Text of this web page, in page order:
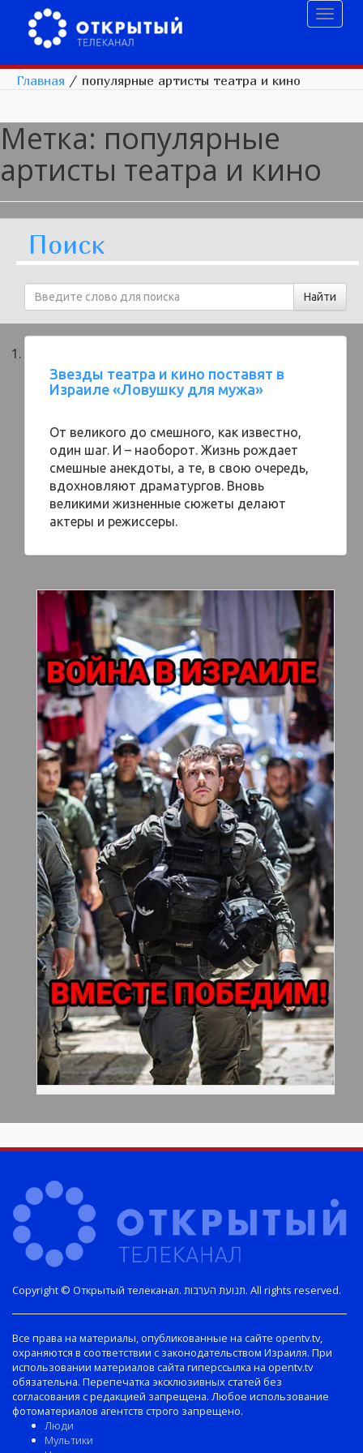
Главная / популярные артисты театра и кино
Метка: популярные
артисты театра и кино
Поиск
Звезды театра и кино поставят в
Израиле «Ловушку для мужа»
От великого до смешного, как известно,
один шаг. И – наоборот. Жизнь рождает
смешные анекдоты, а те, в свою очередь,
вдохновляют драматургов. Вновь
великими жизненные сюжеты делают
актеры и режиссеры.
Copyright © Открытый телеканал. תנועת הערבות. All rights reserved.
Все права на материалы, опубликованные на сайте opentv.tv,
охраняются в соответствии с законодательством Израиля. При
использовании материалов сайта гиперссылка на opentv.tv
обязательна. Перепечатка эксклюзивных статей без
согласования с редакцией запрещена. Любое использование
фотоматериалов агентств строго запрещено.
Люди
Мультики